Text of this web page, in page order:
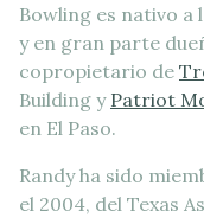
Bowling es nativo a
y en gran parte
copropietario de
Building y Patriot
en El Paso.
Randy ha sido
el 2004, del Texas